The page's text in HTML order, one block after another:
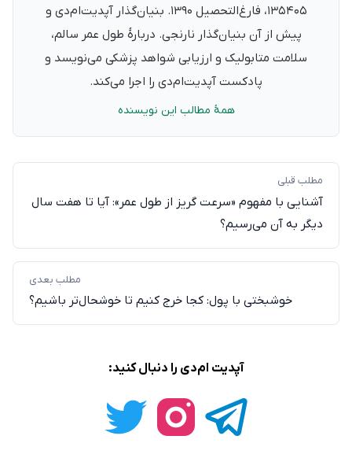
۱۳۵۴۰۵، فارغ‌التحصیل ۱۳۹۰. بنیان‌گذار آپدیت‌ام‌دی و
پیش از آن بنیان‌گذار نارنجی. دربارهٔ طول عمر سالم،
سلامت متابولیک و ارزیابی شواهد پزشکی می‌نویسد و
پادکست آپدیت‌ام‌دی را اجرا می‌کند.
همهٔ مطالب این نویسنده
مطلب قبلی
آشنایی با مفهوم «سرعت گریز از طول عمر»: آیا تا هفت سال
دیگر به آن می‌رسیم؟
مطلب بعدی
خوشبختی با پول: کجا خرج کنیم تا خوشحال‌تر باشیم؟
آپدیت ام‌دی را دنبال کنید: